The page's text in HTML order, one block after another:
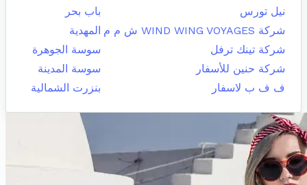
نيل تورس
باب بحر
شركة WIND WING VOYAGES ش م م
المهدية
شركة تينك ترفل
سوسة الجوهرة
شركة حنين للأسفار
سوسة المدينة
ف ف ب لاسفار
بنزرت الشمالية